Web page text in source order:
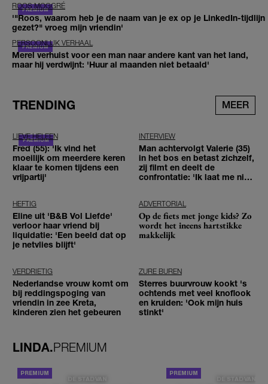
ROOS MOGGRÉ
'"Roos, waarom heb je de naam van je ex op je LinkedIn-tijdlijn
gezet?" vroeg mijn vriendin'
PERSOONLIJK VERHAAL
Merel verhuist voor een man naar andere kant van het land,
maar hij verdwijnt: 'Huur al maanden niet betaald'
TRENDING MEER
LIEVE HELEEN
Fred (55): 'Ik vind het
moeilijk om meerdere keren
klaar te komen tijdens een
vrijpartij'
INTERVIEW
Man achtervolgt Valerie (35)
in het bos en betast zichzelf,
zij filmt en deelt de
confrontatie: 'Ik laat me niet
HEFTIG
Eline uit 'B&B Vol Liefde'
verloor haar vriend bij
liquidatie: 'Een beeld dat op
je netvlies blijft'
ADVERTORIAL
Op de fiets met jonge kids? Zo
wordt het ineens hartstikke
makkelijk
VERDRIETIG
Nederlandse vrouw komt om
bij reddingspoging van
vriendin in zee Kreta,
kinderen zien het gebeuren
ZURE BUREN
Sterres buurvrouw kookt 's
ochtends met veel knoflook
en kruiden: 'Ook mijn huis
stinkt'
LINDA.PREMIUM
DE STAD VAN DE STAD VAN